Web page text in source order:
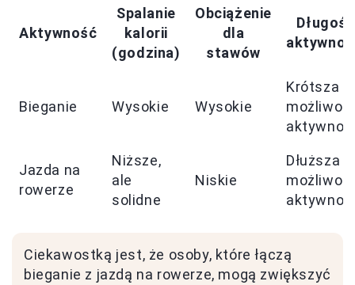
Aktywność
Spalanie
kalorii
(godzina)
Obciążenie
dla
stawów
Długość
Bieganie Wysokie Wysokie
Krótsza
Jazda na
rowerze
Niższe,
ale
solidne
Niskie
Dłuższa
Ciekawostką jest, że osoby, które łączą
bieganie z jazdą na rowerze, mogą zwiększyć